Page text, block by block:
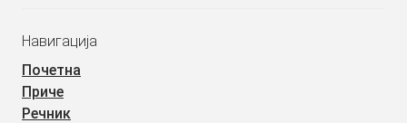
Навигација
Почетна
Приче
Речник